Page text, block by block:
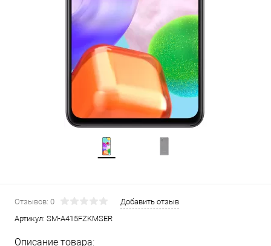
Отзывов: 0
Добавить отзыв
Артикул: SM-A415FZKMSER
Описание товара: